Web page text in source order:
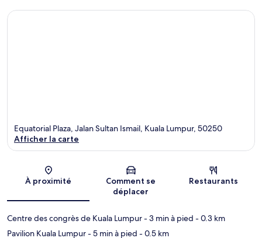
Carte
Equatorial Plaza, Jalan Sultan Ismail, Kuala Lumpur, 50250
Afficher la carte
À proximité
Comment se
déplacer
Restaurants
Centre des congrès de Kuala Lumpur- 3 min à pied - 0.3 km
Pavilion Kuala Lumpur- 5 min à pied - 0.5 km